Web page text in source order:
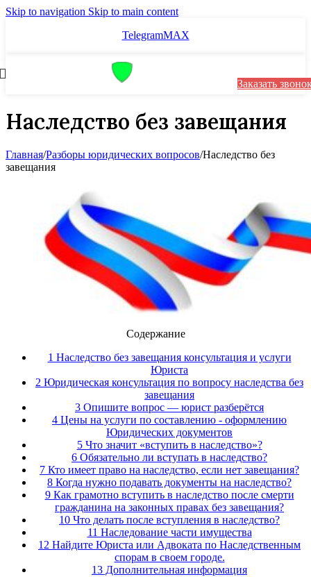
Skip to navigation Skip to main content
TelegramMAX
Заказать
Наследство без завещания
Главная/Разборы юридических вопросов/Наследство без
завещания
Содержание
1 Наследство без завещания консультация и услуги
Юриста
2 Юридическая консультация по вопросу наследства без
завещания
3 Опишите вопрос — юрист разберётся
4 Цены на услуги по составлению - оформлению
Юридических документов
5 Что значит «вступить в наследство»?
6 Обязательно ли вступать в наследство?
7 Кто имеет право на наследство, если нет завещания?
8 Когда нужно подавать документы на наследство?
9 Как грамотно вступить в наследство после смерти
гражданина на законных правах без завещания?
10 Что делать после вступления в наследство?
11 Наследование части имущества
12 Найдите Юриста или Адвоката по Наследственным
спорам в своем городе.
13 Дополнительная информация